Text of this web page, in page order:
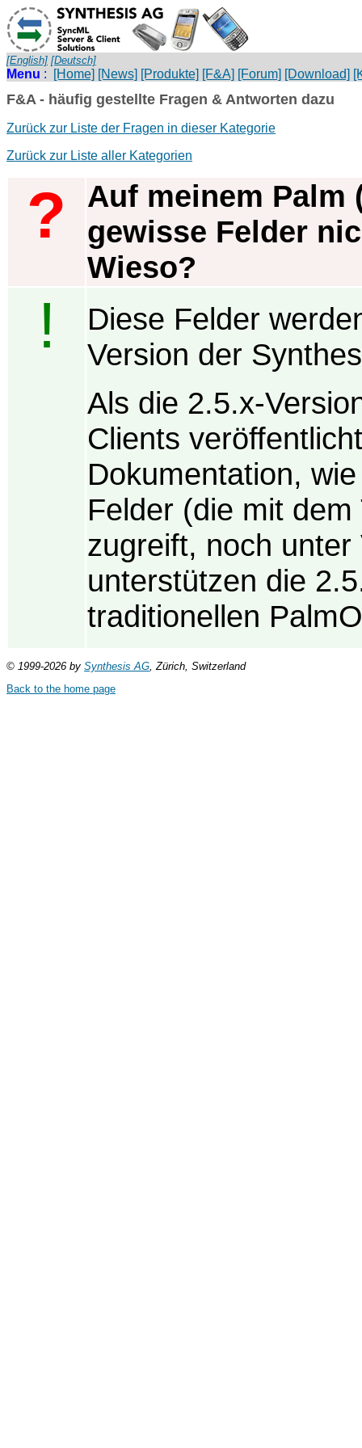
[English] [Deutsch]
Menu : [Home] [News] [Produkte] [F&A] [Forum] [Download]
F&A - häufig gestellte Fragen & Antworten dazu
Zurück zur Liste der Fragen in dieser Kategorie
Zurück zur Liste aller Kategorien
?
Auf meinem Palm
gewisse Felder
Wieso?
!
Diese Felder
Version der
Als die 2.5.x-
Clients
Dokumentation,
Felder (die mit
zugreift, noch
unterstützen die
traditionellen
© 1999-2026 by Synthesis AG , Zürich, Switzerland
Back to the home page